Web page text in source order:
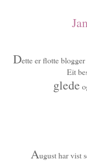
Dette er flotte blogger
Eit
glede
August har vist